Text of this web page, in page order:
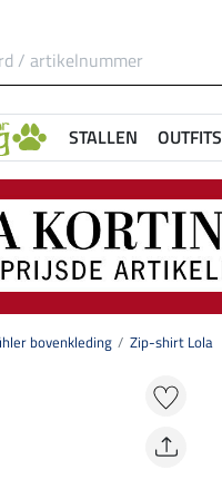
STALLEN OUTFITS
bovenkleding Zip-shirt Lola